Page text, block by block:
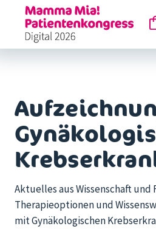
Aktuelles aus Wissenschaft und
Therapieoptionen und
mit Gynäkologischen